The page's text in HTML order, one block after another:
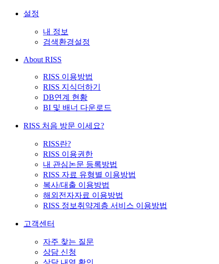
설정
내 정보
검색환경설정
About RISS
RISS 이용방법
RISS 지식더하기
DB연계 현황
BI 및 배너 다운로드
RISS 처음 방문 이세요?
RISS란?
RISS 이용권한
내 관심논문 등록방법
RISS 자료 유형별 이용방법
복사/대출 이용방법
해외전자자료 이용방법
RISS 정보취약계층 서비스 이용방법
고객센터
자주 찾는 질문
상담 신청
상담 내역 확인